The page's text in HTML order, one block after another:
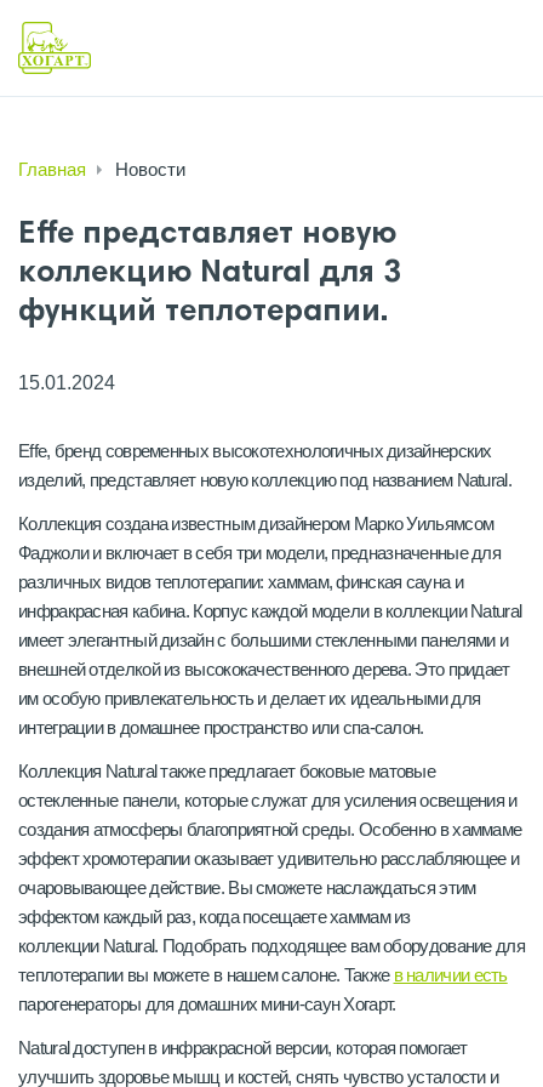
Главная Новости
Effe представляет новую
коллекцию Natural для 3
функций теплотерапии.
15.01.2024
Effe, бренд современных высокотехнологичных дизайнерских
изделий, представляет новую коллекцию под названием Natural.
Коллекция создана известным дизайнером Марко Уильямсом
Фаджоли и включает в себя три модели, предназначенные для
различных видов теплотерапии: хаммам, финская сауна и
инфракрасная кабина. Корпус каждой модели в коллекции Natural
имеет элегантный дизайн с большими стекленными панелями и
внешней отделкой из высококачественного дерева. Это придает
им особую привлекательность и делает их идеальными для
интеграции в домашнее пространство или спа-салон.
Коллекция Natural также предлагает боковые матовые
остекленные панели, которые служат для усиления освещения и
создания атмосферы благоприятной среды. Особенно в хаммаме
эффект хромотерапии оказывает удивительно расслабляющее и
очаровывающее действие. Вы сможете наслаждаться этим
эффектом каждый раз, когда посещаете хаммам из
коллекции Natural. Подобрать подходящее вам оборудование для
теплотерапии вы можете в нашем салоне. Также в наличии есть
парогенераторы для домашних мини-саун Хогарт.
Natural доступен в инфракрасной версии, которая помогает
улучшить здоровье мышц и костей, снять чувство усталости и